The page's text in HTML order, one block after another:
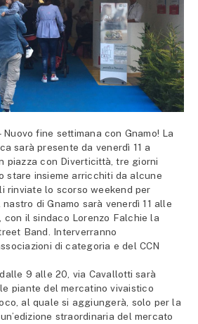
Nuovo fine settimana con Gnamo! La
sarà presente da venerdì 11 a
piazza con Diverticittà, tre giorni
stare insieme arricchiti da alcune
rinviate lo scorso weekend per
di Gnamo sarà venerdì 11 alle
con il sindaco Lorenzo Falchie la
Band. Interverranno
di categoria e del CCN
9 alle 20, via Cavallotti sarà
piante del mercatino vivaistico
al quale si aggiungerà, solo per la
straordinaria del mercato